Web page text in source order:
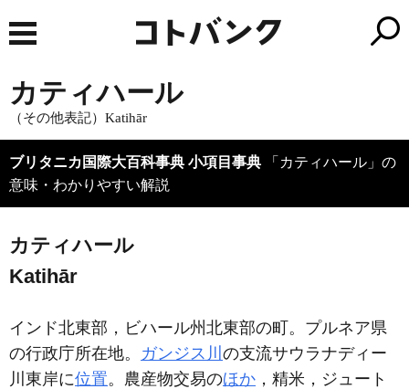
カティハール
（その他表記）Katihār
ブリタニカ国際大百科事典 小項目事典 「カティハール」の
意味・わかりやすい解説
カティハール
Katihār
インド北東部，ビハール州北東部の町。プルネア県
の行政庁所在地。 ガンジス川 の支流サウラナディー
川東岸に位置。農産物交易のほか ，精米，ジュート